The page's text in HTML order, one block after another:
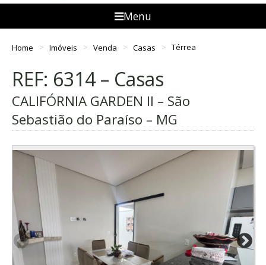
Menu
Home Imóveis Venda Casas Térrea
REF: 6314 – Casas
CALIFÓRNIA GARDEN II – São
Sebastião do Paraíso – MG